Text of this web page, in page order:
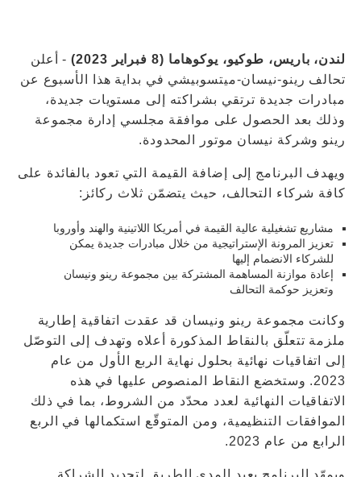
لندن، باريس، طوكيو، يوكوهاما (8 فبراير 2023)
- أعلن
تحالف رينو-نيسان-ميتسوبيشي في بداية هذا الأسبوع عن
مبادرات جديدة ترتقي بشراكته إلى مستويات جديدة،
وذلك بعد الحصول على موافقة مجلسي إدارة مجموعة
رينو وشركة نيسان موتور المحدودة.
ويهدف البرنامج إلى إضافة القيمة التي تعود بالفائدة على
كافة شركاء التحالف، حيث يتضمّن ثلاث ركائز:
مشاريع تشغيلية عالية القيمة في أمريكا اللاتينية والهند وأوروبا
تعزيز المرونة الإستراتيجية من خلال مبادرات جديدة يمكن
للشركاء الانضمام إليها
إعادة موازنة المساهمة المشتركة بين مجموعة رينو ونيسان
وتعزيز حوكمة التحالف
وكانت مجموعة رينو ونيسان قد عقدت اتفاقية إطارية
ملزمة تتعلّق بالنقاط المذكورة أعلاه وتهدف إلى التوصّل
إلى اتفاقيات نهائية بحلول نهاية الربع الأول من عام
2023. وستخضع النقاط المنصوص عليها في هذه
الاتفاقيات النهائية لعدد محدّد من الشروط، بما في ذلك
الموافقات التنظيمية، ومن المتوقّع استكمالها في الربع
الرابع من عام 2023.
ويمهّد البرنامج بعيد المدى الطريق لتجديد الشراكة